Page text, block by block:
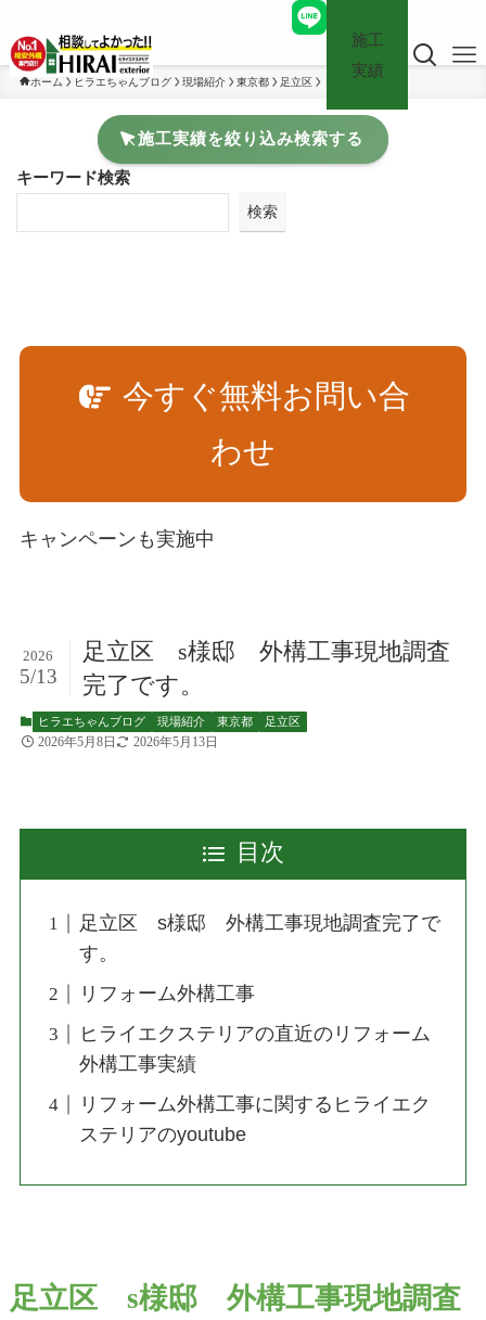
施工
実績
ホーム ヒラエちゃんブログ 現場紹介 東京都 足立区
施工実績を絞り込み検索する
キーワード検索
検索
今すぐ無料お問い合
わせ
キャンペーンも実施中
足立区 s様邸 外構工事現地調査
完了です。
2026
5/13
ヒラエちゃんブログ 現場紹介 東京都 足立区
2026年5月8日 2026年5月13日
目次
足立区 s様邸 外構工事現地調査完了で
す。
リフォーム外構工事
ヒライエクステリアの直近のリフォーム
外構工事実績
リフォーム外構工事に関するヒライエク
ステリアのyoutube
足立区 s様邸 外構工事現地調査